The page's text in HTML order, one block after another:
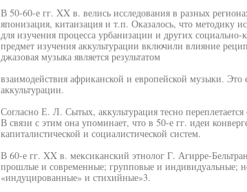
В 50-60-е гг. XX в. велись исследования в разных
японизация, китаизация и т.п. Оказалось, что методику
для изучения процесса урбанизации и других
предмет изучения аккультурации включили влияние
джазовая музыка является результатом
взаимодействия африканской и европейской музыки. Это
аккультурации.
Согласно Е. Л. Сытых, аккультурация тесно
В связи с этим она упоминает, что в 50-е гг. идеи
капиталистической и социалистической систем.
В 60-е гг. XX в. мексиканский этнолог Г. Агирре-
прошлые и современные; групповые и индивидуальные;
«индуцированные» и стихийные»3.